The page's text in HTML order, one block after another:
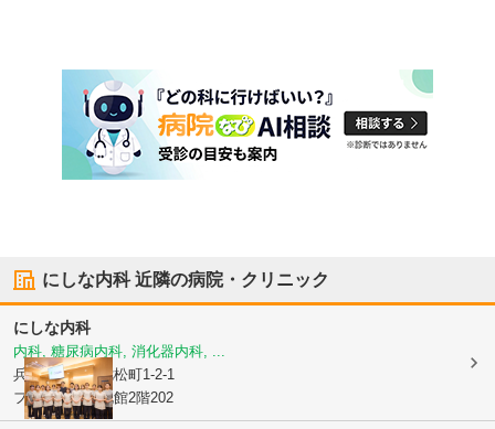
にしな内科近隣の病院・クリニック
にしな内科
内科, 糖尿病内科, 消化器内科, ...
兵庫県尼崎市七松町1-2-1
フェスタ立花北館2階202